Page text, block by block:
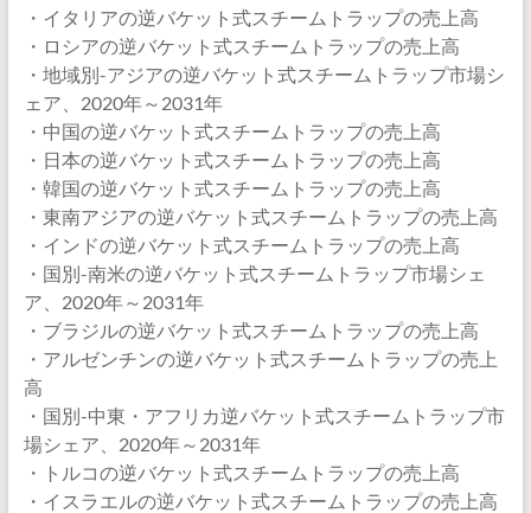
・イタリアの逆バケット式スチームトラップの売上高
・ロシアの逆バケット式スチームトラップの売上高
・地域別-アジアの逆バケット式スチームトラップ市場シ
ェア、2020年～2031年
・中国の逆バケット式スチームトラップの売上高
・日本の逆バケット式スチームトラップの売上高
・韓国の逆バケット式スチームトラップの売上高
・東南アジアの逆バケット式スチームトラップの売上高
・インドの逆バケット式スチームトラップの売上高
・国別-南米の逆バケット式スチームトラップ市場シェ
ア、2020年～2031年
・ブラジルの逆バケット式スチームトラップの売上高
・アルゼンチンの逆バケット式スチームトラップの売上
高
・国別-中東・アフリカ逆バケット式スチームトラップ市
場シェア、2020年～2031年
・トルコの逆バケット式スチームトラップの売上高
・イスラエルの逆バケット式スチームトラップの売上高